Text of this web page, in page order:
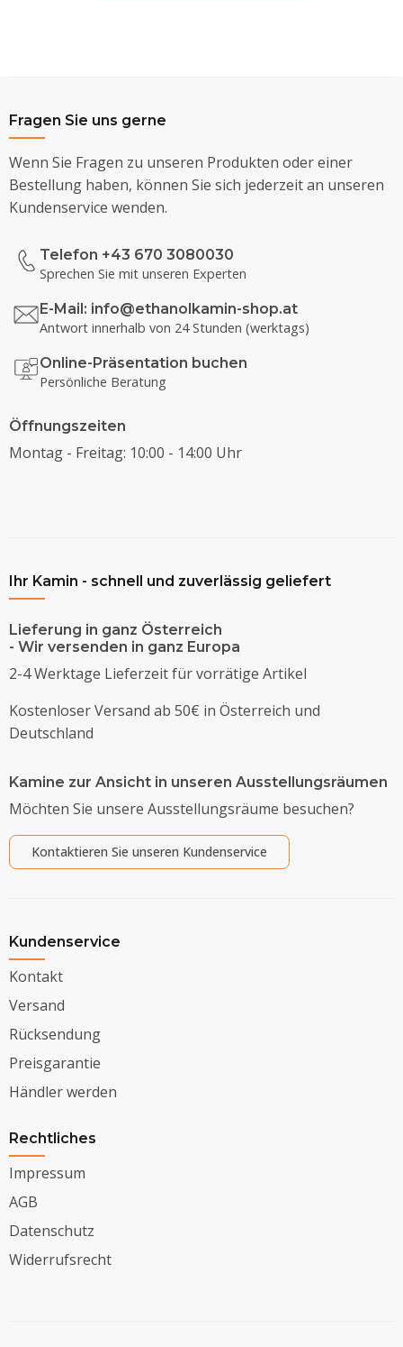
Fragen Sie uns gerne
Wenn Sie Fragen zu unseren Produkten oder einer
Bestellung haben, können Sie sich jederzeit an unseren
Kundenservice wenden.
Telefon +43 670 3080030
Sprechen Sie mit unseren Experten
E-Mail: info@ethanolkamin-shop.at
Antwort innerhalb von 24 Stunden (werktags)
Online-Präsentation buchen
Persönliche Beratung
Öffnungszeiten
Montag - Freitag: 10:00 - 14:00 Uhr
Ihr Kamin - schnell und zuverlässig geliefert
Lieferung in ganz Österreich
- Wir versenden in ganz Europa
2-4 Werktage Lieferzeit für vorrätige Artikel
Kostenloser Versand ab 50€ in Österreich und
Deutschland
Kamine zur Ansicht in unseren Ausstellungsräumen
Möchten Sie unsere Ausstellungsräume besuchen?
Kontaktieren Sie unseren Kundenservice
Kundenservice
Kontakt
Versand
Rücksendung
Preisgarantie
Händler werden
Rechtliches
Impressum
AGB
Datenschutz
Widerrufsrecht